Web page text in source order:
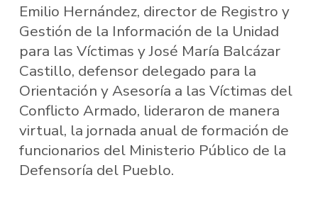
Emilio Hernández, director de Registro y
Gestión de la Información de la Unidad
para las Víctimas y José María Balcázar
Castillo, defensor delegado para la
Orientación y Asesoría a las Víctimas del
Conflicto Armado, lideraron de manera
virtual, la jornada anual de formación de
funcionarios del Ministerio Público de la
Defensoría del Pueblo.